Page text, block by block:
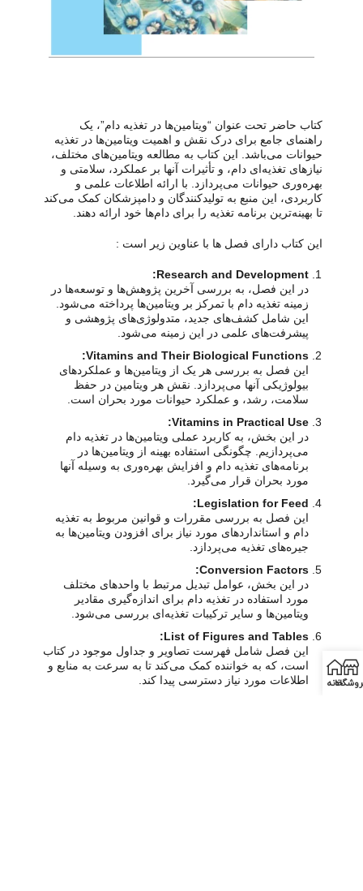
کتاب حاضر تحت عنوان “ویتامین‌ها در تغذیه دام”، یک
راهنمای جامع برای درک نقش و اهمیت ویتامین‌ها در تغذیه
حیوانات می‌باشد. این کتاب به مطالعه ویتامین‌های مختلف،
نیازهای تغذیه‌ای دام، و تأثیرات آنها بر عملکرد، سلامتی و
بهره‌وری حیوانات می‌پردازد. با ارائه اطلاعات علمی و
کاربردی، این منبع به تولیدکنندگان و دامپزشکان کمک می‌کند
تا بهینه‌ترین برنامه تغذیه را برای دام‌ها خود ارائه دهند.
این کتاب دارای فصل ها با عناوین زیر است :
Research and Development:
در این فصل، به بررسی آخرین پژوهش‌ها و توسعه‌ها در
زمینه تغذیه دام با تمرکز بر ویتامین‌ها پرداخته می‌شود.
این شامل کشف‌های جدید، متدولوژی‌های پژوهشی و
پیشرفت‌های علمی در این زمینه می‌شود.
Vitamins and Their Biological Functions:
این فصل به بررسی هر یک از ویتامین‌ها و عملکردهای
بیولوژیکی آنها می‌پردازد. نقش هر ویتامین در حفظ
سلامت، رشد، و عملکرد حیوانات مورد بحران است.
Vitamins in Practical Use:
در این بخش، به کاربرد عملی ویتامین‌ها در تغذیه دام
می‌پردازیم. چگونگی استفاده بهینه از ویتامین‌ها در
برنامه‌های تغذیه دام و افزایش بهره‌وری به وسیله آنها
مورد بحران قرار می‌گیرد.
Legislation for Feed:
این فصل به بررسی مقررات و قوانین مربوط به تغذیه
دام و استانداردهای مورد نیاز برای افزودن ویتامین‌ها به
جیره‌های تغذیه می‌پردازد.
Conversion Factors:
در این بخش، عوامل تبدیل مرتبط با واحدهای مختلف
مورد استفاده در تغذیه دام برای اندازه‌گیری مقادیر
ویتامین‌ها و سایر ترکیبات تغذیه‌ای بررسی می‌شود.
List of Figures and Tables:
این فصل شامل فهرست تصاویر و جداول موجود در کتاب
است، که به خواننده کمک می‌کند تا به سرعت به منابع و
اطلاعات مورد نیاز دسترسی پیدا کند.
خانه